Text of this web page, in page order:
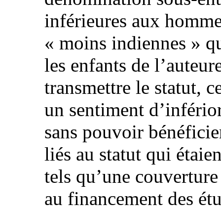
inférieures aux
« moins indiennes »
les enfants de
transmettre le statut,
un sentiment
sans pouvoir
liés au statut qui
tels qu’une
au financement des